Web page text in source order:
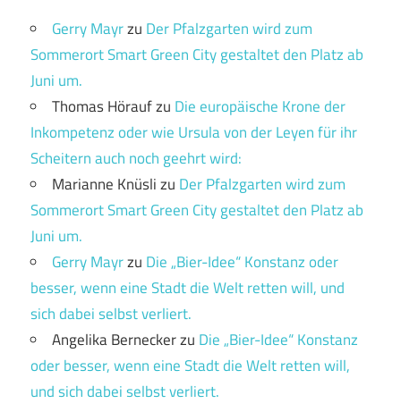
Gerry Mayrzu Der Pfalzgarten wird zum
Sommerort Smart Green City gestaltet den Platz ab
Juni um.
Thomas Höraufzu Die europäische Krone der
Inkompetenz oder wie Ursula von der Leyen für ihr
Scheitern auch noch geehrt wird:
Marianne Knüslizu Der Pfalzgarten wird zum
Sommerort Smart Green City gestaltet den Platz ab
Juni um.
Gerry Mayrzu Die „Bier-Idee“ Konstanz oder
besser, wenn eine Stadt die Welt retten will, und
sich dabei selbst verliert.
Angelika Berneckerzu Die „Bier-Idee“ Konstanz
oder besser, wenn eine Stadt die Welt retten will,
und sich dabei selbst verliert.